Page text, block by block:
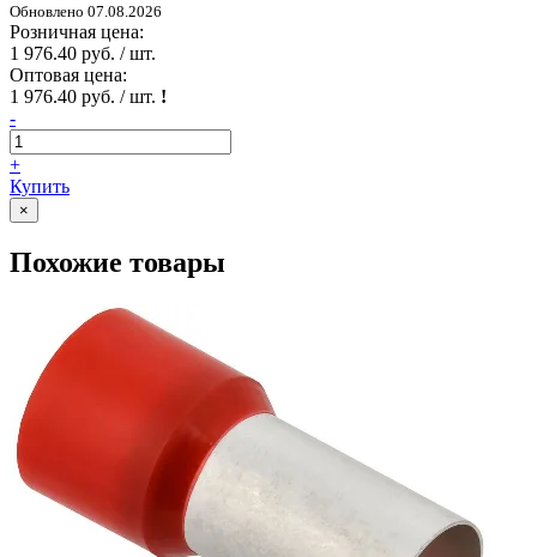
Обновлено 07.08.2026
Розничная цена:
1 976.40 руб. / шт.
Оптовая цена:
1 976.40 руб. / шт. !
-
+
Купить
×
Похожие товары